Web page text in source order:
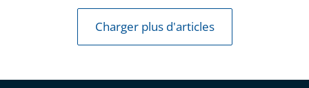
Charger plus d'articles